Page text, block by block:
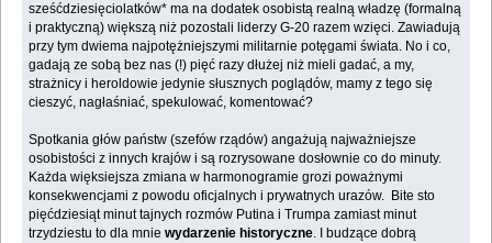
sześćdziesięciolatków* ma na dodatek osobistą realną władzę (formalną
i praktyczną) większą niż pozostali liderzy G-20 razem wzięci. Zawiadują
przy tym dwiema najpotężniejszymi militarnie potęgami świata. No i co,
gadają ze sobą bez nas (!) pięć razy dłużej niż mieli gadać, a my,
strażnicy i heroldowie jedynie słusznych poglądów, mamy z tego się
cieszyć, nagłaśniać, spekulować, komentować?
Spotkania głów państw (szefów rządów) angażują najważniejsze
osobistości z innych krajów i są rozrysowane dosłownie co do minuty.
Każda więksiejsza zmiana w harmonogramie grozi poważnymi
konsekwencjami z powodu oficjalnych i prywatnych urazów. Bite sto
pięćdziesiąt minut tajnych rozmów Putina i Trumpa zamiast minut
trzydziestu to dla mnie wydarzenie historyczne. I budzące dobrą